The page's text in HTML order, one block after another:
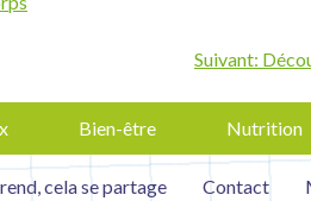
Suivant:
Bien-être Nutrition
cela se partage Contact